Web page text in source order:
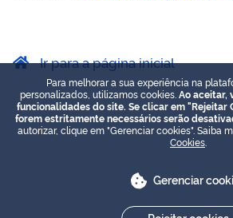
Ir para a página inicial
Para melhorar a sua experiência na
personalizados, utilizamos cookies. Ao aceitar,
funcionalidades do site. Se clicar em "Rejeitar
forem estritamente necessários serão
autorizar, clique em "Gerenciar cookies". Saiba
Cookies
Gerenciar